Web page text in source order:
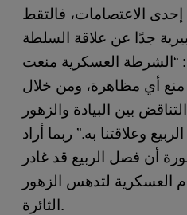
الاعتصامات، فالتقط
جدًا عن علاقة السلطة
“الشرطة العسكرية منعت
منع أي مظاهرة، ومن خلال
بين البيادة والزهور
وعلاقتنا به.” ربما أراد
أن فصل الربيع قد غادر
العسكرية لتدهس الزهور
الثائرة.